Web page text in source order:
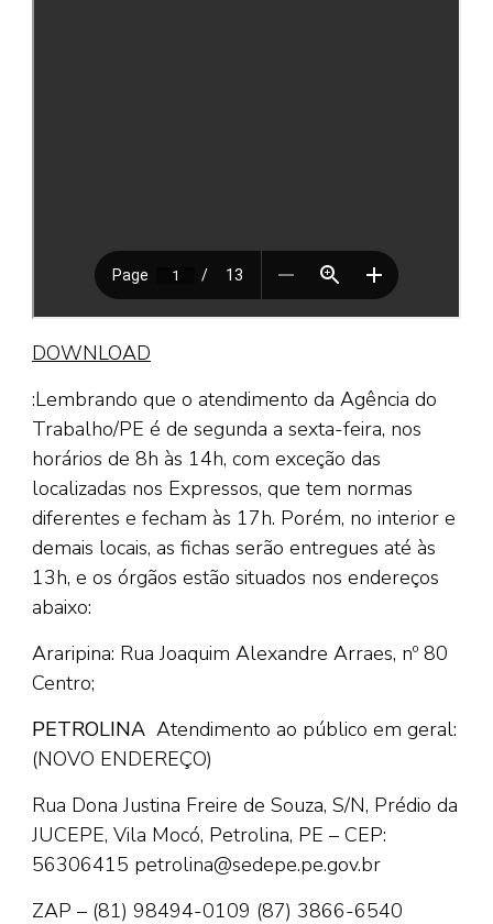
DOWNLOAD
:Lembrando que o atendimento da Agência do
Trabalho/PE é de segunda a sexta-feira, nos
horários de 8h às 14h, com exceção das
localizadas nos Expressos, que tem normas
diferentes e fecham às 17h. Porém, no interior e
demais locais, as fichas serão entregues até às
13h, e os órgãos estão situados nos endereços
abaixo:
Araripina: Rua Joaquim Alexandre Arraes, nº 80
Centro;
PETROLINA Atendimento ao público em geral:
(NOVO ENDEREÇO)
Rua Dona Justina Freire de Souza, S/N, Prédio da
JUCEPE, Vila Mocó, Petrolina, PE – CEP:
56306415 petrolina@sedepe.pe.gov.br
ZAP – (81) 98494-0109 (87) 3866-6540